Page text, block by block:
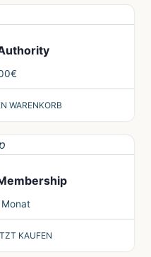
€
WARENKORB
KAUFEN